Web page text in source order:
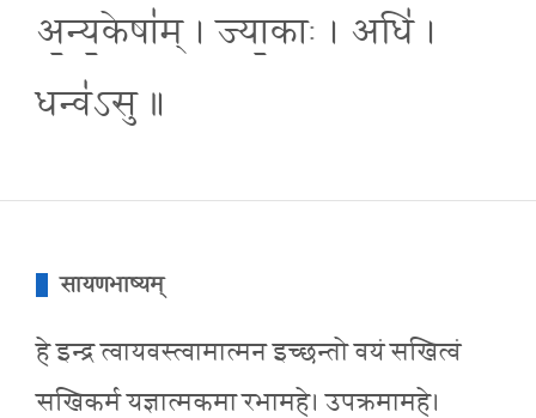
अ॒न्य॒केषा॑म् । ज्या॒काः । अधि॑ ।
धन्व॑ऽसु ॥
सायणभाष्यम्
हे इन्द्र त्वायवस्त्वामात्मन इच्छन्तो वयं सखित्वं
सखिकर्म यज्ञात्मकमा रभामहे। उपक्रमामहे।